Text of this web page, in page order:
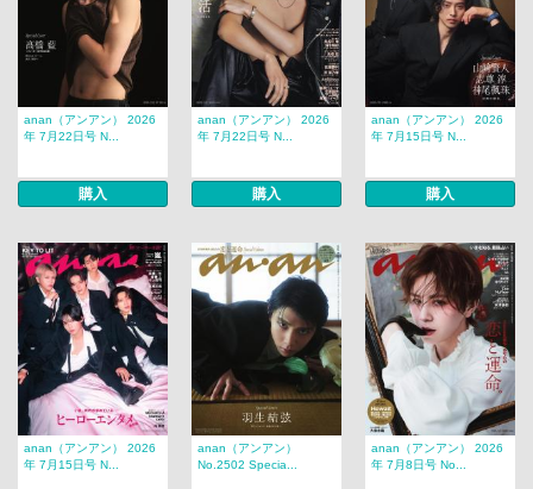
anan（アンアン） 2026
年 7月22日号 N...
購入
anan（アンアン） 2026
年 7月22日号 N...
購入
anan（アンアン） 2026
年 7月15日号 N...
購入
anan（アンアン） 2026
年 7月15日号 N...
anan（アンアン）
No.2502 Specia...
anan（アンアン） 2026
年 7月8日号 No...